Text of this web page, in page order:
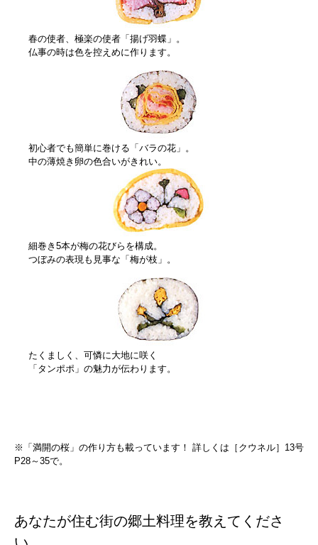
春の使者、極楽の使者「揚げ羽蝶」。
仏事の時は色を控えめに作ります。
初心者でも簡単に巻ける「バラの花」。
中の薄焼き卵の色合いがきれい。
細巻き5本が梅の花びらを構成。
つぼみの表現も見事な「梅が枝」。
たくましく、可憐に大地に咲く
「タンポポ」の魅力が伝わります。
※「満開の桜」の作り方も載っています！ 詳しくは［クウネル］13号
P28～35で。
あなたが住む街の郷土料理を教えてくださ